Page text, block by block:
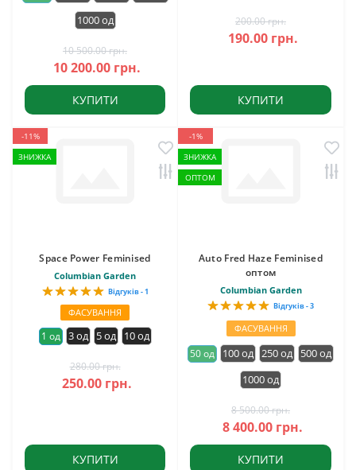
1000 од
10 500.00 грн.
10 200.00 грн.
КУПИТИ
200.00 грн.
190.00 грн.
КУПИТИ
-11%
ЗНИЖКА
Space Power Feminised
Columbian Garden
Відгуків - 1
ФАСУВАННЯ
1 од 3 од 5 од 10 од
280.00 грн.
250.00 грн.
КУПИТИ
-1%
ЗНИЖКА
ОПТОМ
Auto Fred Haze Feminised
оптом
Columbian Garden
Відгуків - 3
ФАСУВАННЯ
50 од 100 од 250 од
500 од
1000 од
8 500.00 грн.
8 400.00 грн.
КУПИТИ